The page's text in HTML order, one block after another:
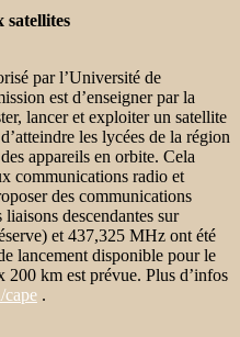
satellites
par l’Université de
est d’enseigner par la
lancer et exploiter un satellite
les lycées de la région
appareils en orbite. Cela
communications radio et
des communications
descendantes sur
et 437,325 MHz ont été
lancement disponible pour le
200 km est prévue. Plus d’infos
cape .